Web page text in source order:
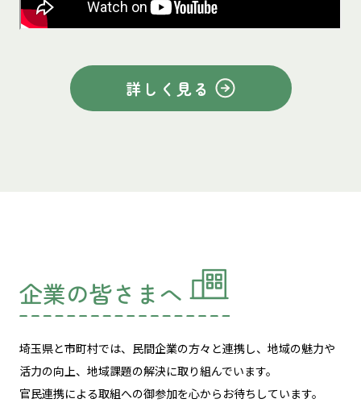
詳しく見る
企業の皆さまへ
埼玉県と市町村では、民間企業の方々と連携し、 地域の魅力や
活力の向上、地域課題の解決に取り組んでいます。
官民連携による取組への御参加を心からお待ちしています。